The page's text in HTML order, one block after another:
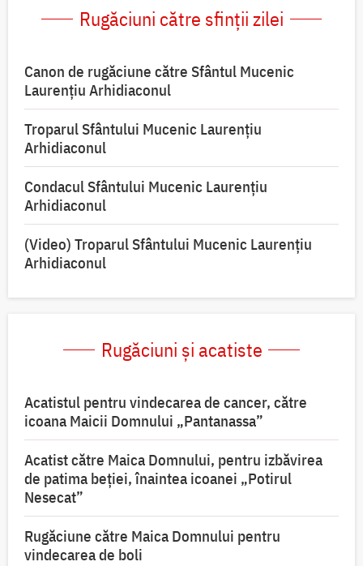
Rugăciuni către sfinții zilei
Canon de rugăciune către Sfântul Mucenic
Laurențiu Arhidiaconul
Troparul Sfântului Mucenic Laurențiu
Arhidiaconul
Condacul Sfântului Mucenic Laurențiu
Arhidiaconul
(Video) Troparul Sfântului Mucenic Laurențiu
Arhidiaconul
Rugăciuni și acatiste
Acatistul pentru vindecarea de cancer, către
icoana Maicii Domnului „Pantanassa”
Acatist către Maica Domnului, pentru izbăvirea
de patima beției, înaintea icoanei „Potirul
Nesecat”
Rugăciune către Maica Domnului pentru
vindecarea de boli